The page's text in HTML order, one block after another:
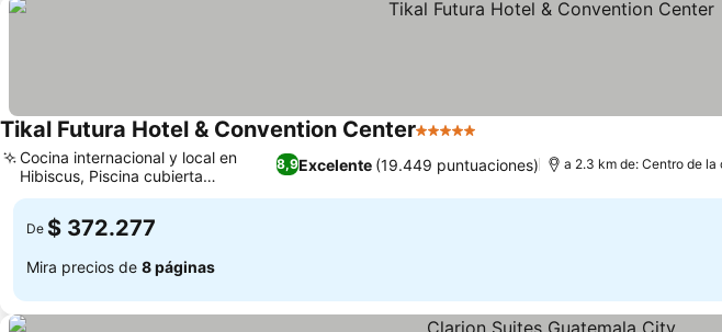
Tikal Futura Hotel & Convention Center5 Estrellas
8,9Excelente (19.449 puntuaciones)
Cocina internacional y local en
Hibiscus, Piscina cubierta
climatizada y spa
a 2.3 km de: Centro de la
De $ 372.277
Mira precios de 8 páginas